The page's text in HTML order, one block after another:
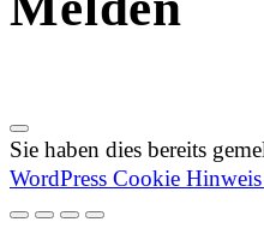
Sie haben dies bereits
WordPress Cookie